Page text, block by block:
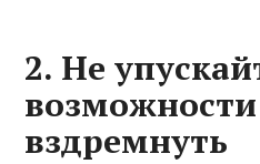
2. Не
возможности
вздремнуть